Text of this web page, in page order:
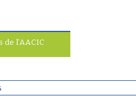
l’AACIC